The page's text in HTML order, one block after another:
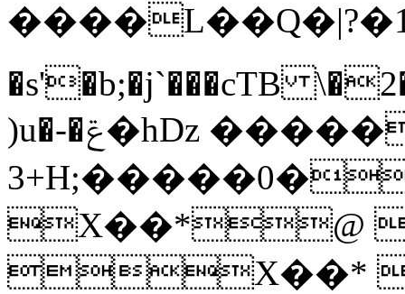
�s'�b;�j`���cTB
)u�-�ݝ�hDz �����Й
X��*@
X��*